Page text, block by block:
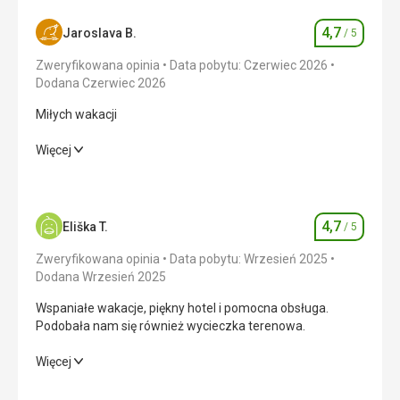
Jaroslava B. Ocena
4,7 / 5
Zweryfikowana opinia
Data pobytu: Czerwiec 2026
Dodana Czerwiec 2026
Miłych wakacji
Miłych wakacji
Zakwaterowanie 5,0/ 5
Okolica 4,0
Cena
Więcej
Eliška T. Ocena
4,7 / 5
Zweryfikowana opinia
Data pobytu: Wrzesień 2025
Dodana Wrzesień 2025
Wspaniałe wakacje, piękny hotel i pomocna obsługa.
Podobała nam się również wycieczka terenowa.
Wspaniałe wakacje, piękny hotel i pomocna obsługa.
Więcej